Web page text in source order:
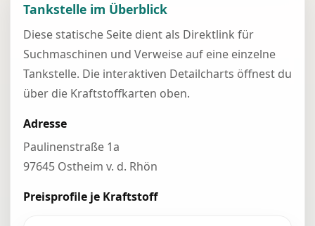
Tankstelle im Überblick
Diese statische Seite dient als Direktlink für
Suchmaschinen und Verweise auf eine einzelne
Tankstelle. Die interaktiven Detailcharts öffnest du
über die Kraftstoffkarten oben.
Adresse
Paulinenstraße 1a
97645 Ostheim v. d. Rhön
Preisprofile je Kraftstoff